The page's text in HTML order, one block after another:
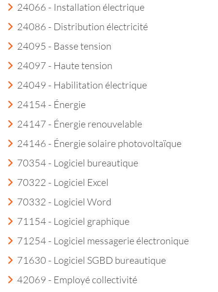
24066 - Installation électrique
24086 - Distribution électricité
24095 - Basse tension
24097 - Haute tension
24049 - Habilitation électrique
24154 - Énergie
24147 - Énergie renouvelable
24146 - Énergie solaire photovoltaïque
70354 - Logiciel bureautique
70322 - Logiciel Excel
70332 - Logiciel Word
71154 - Logiciel graphique
71254 - Logiciel messagerie électronique
71630 - Logiciel SGBD bureautique
42069 - Employé collectivité